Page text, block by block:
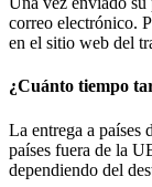
correo electrónico.
en el sitio web del
¿Cuánto tiempo
La entrega a países
países fuera de la
dependiendo del